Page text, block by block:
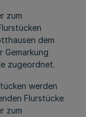
zum
dem
Gemarkung
zugeordnet.
werden
Flurstücke
zum